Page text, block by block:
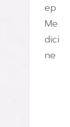
ep
Me
dici
ne